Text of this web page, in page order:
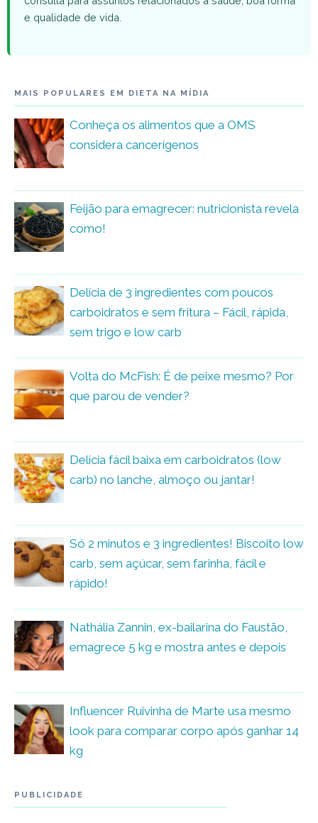
e qualidade de vida.
MAIS POPULARES EM DIETA NA MÍDIA
Conheça os alimentos que a OMS
considera cancerígenos
Feijão para emagrecer: nutricionista revela
como!
Delícia de 3 ingredientes com poucos
carboidratos e sem fritura – Fácil, rápida,
sem trigo e low carb
Volta do McFish: É de peixe mesmo? Por
que parou de vender?
Delícia fácil baixa em carboidratos (low
carb) no lanche, almoço ou jantar!
Só 2 minutos e 3 ingredientes! Biscoito low
carb, sem açúcar, sem farinha, fácil e
rápido!
Nathália Zannin, ex-bailarina do Faustão,
emagrece 5 kg e mostra antes e depois
Influencer Ruivinha de Marte usa mesmo
look para comparar corpo após ganhar 14
kg
PUBLICIDADE